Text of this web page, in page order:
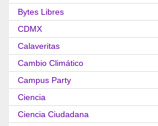
Bytes Libres
CDMX
Calaveritas
Cambio Climático
Campus Party
Ciencia
Ciencia Ciudadana